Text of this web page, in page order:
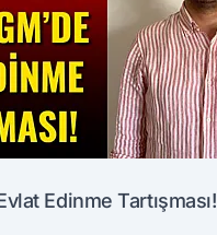
Edinme Tartışması!